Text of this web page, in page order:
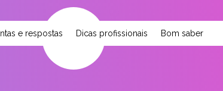
e respostas Dicas profissionais Bom saber